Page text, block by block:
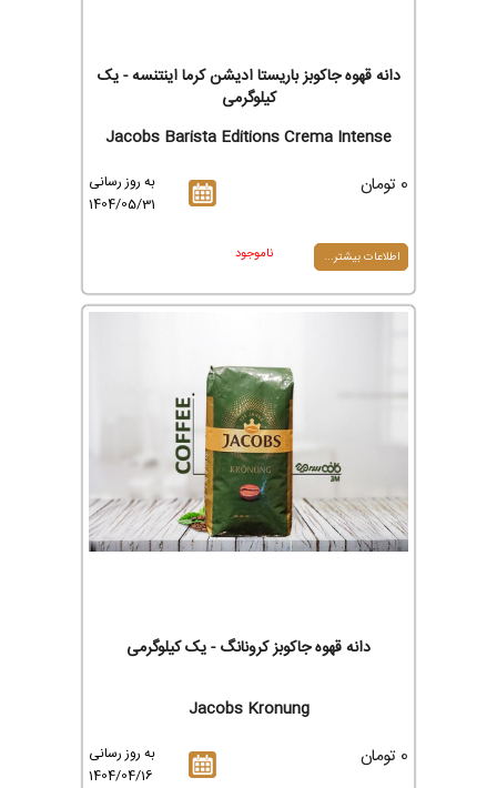
دانه قهوه جاکوبز باریستا ادیشن کرما اینتنسه - یک
کیلوگرمی
Jacobs Barista Editions Crema Intense
به روز رسانی
1404/05/31
0 تومان
اطلاعات بیشتر... ناموجود
دانه قهوه جاکوبز کرونانگ - یک کیلوگرمی
Jacobs Kronung
به روز رسانی
1404/04/16
0 تومان